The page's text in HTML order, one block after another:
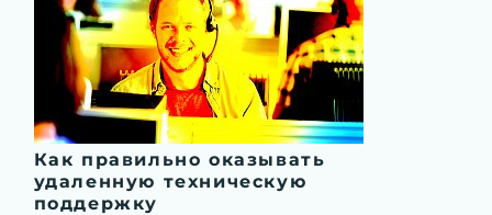
Как правильно оказывать
удаленную техническую
поддержку